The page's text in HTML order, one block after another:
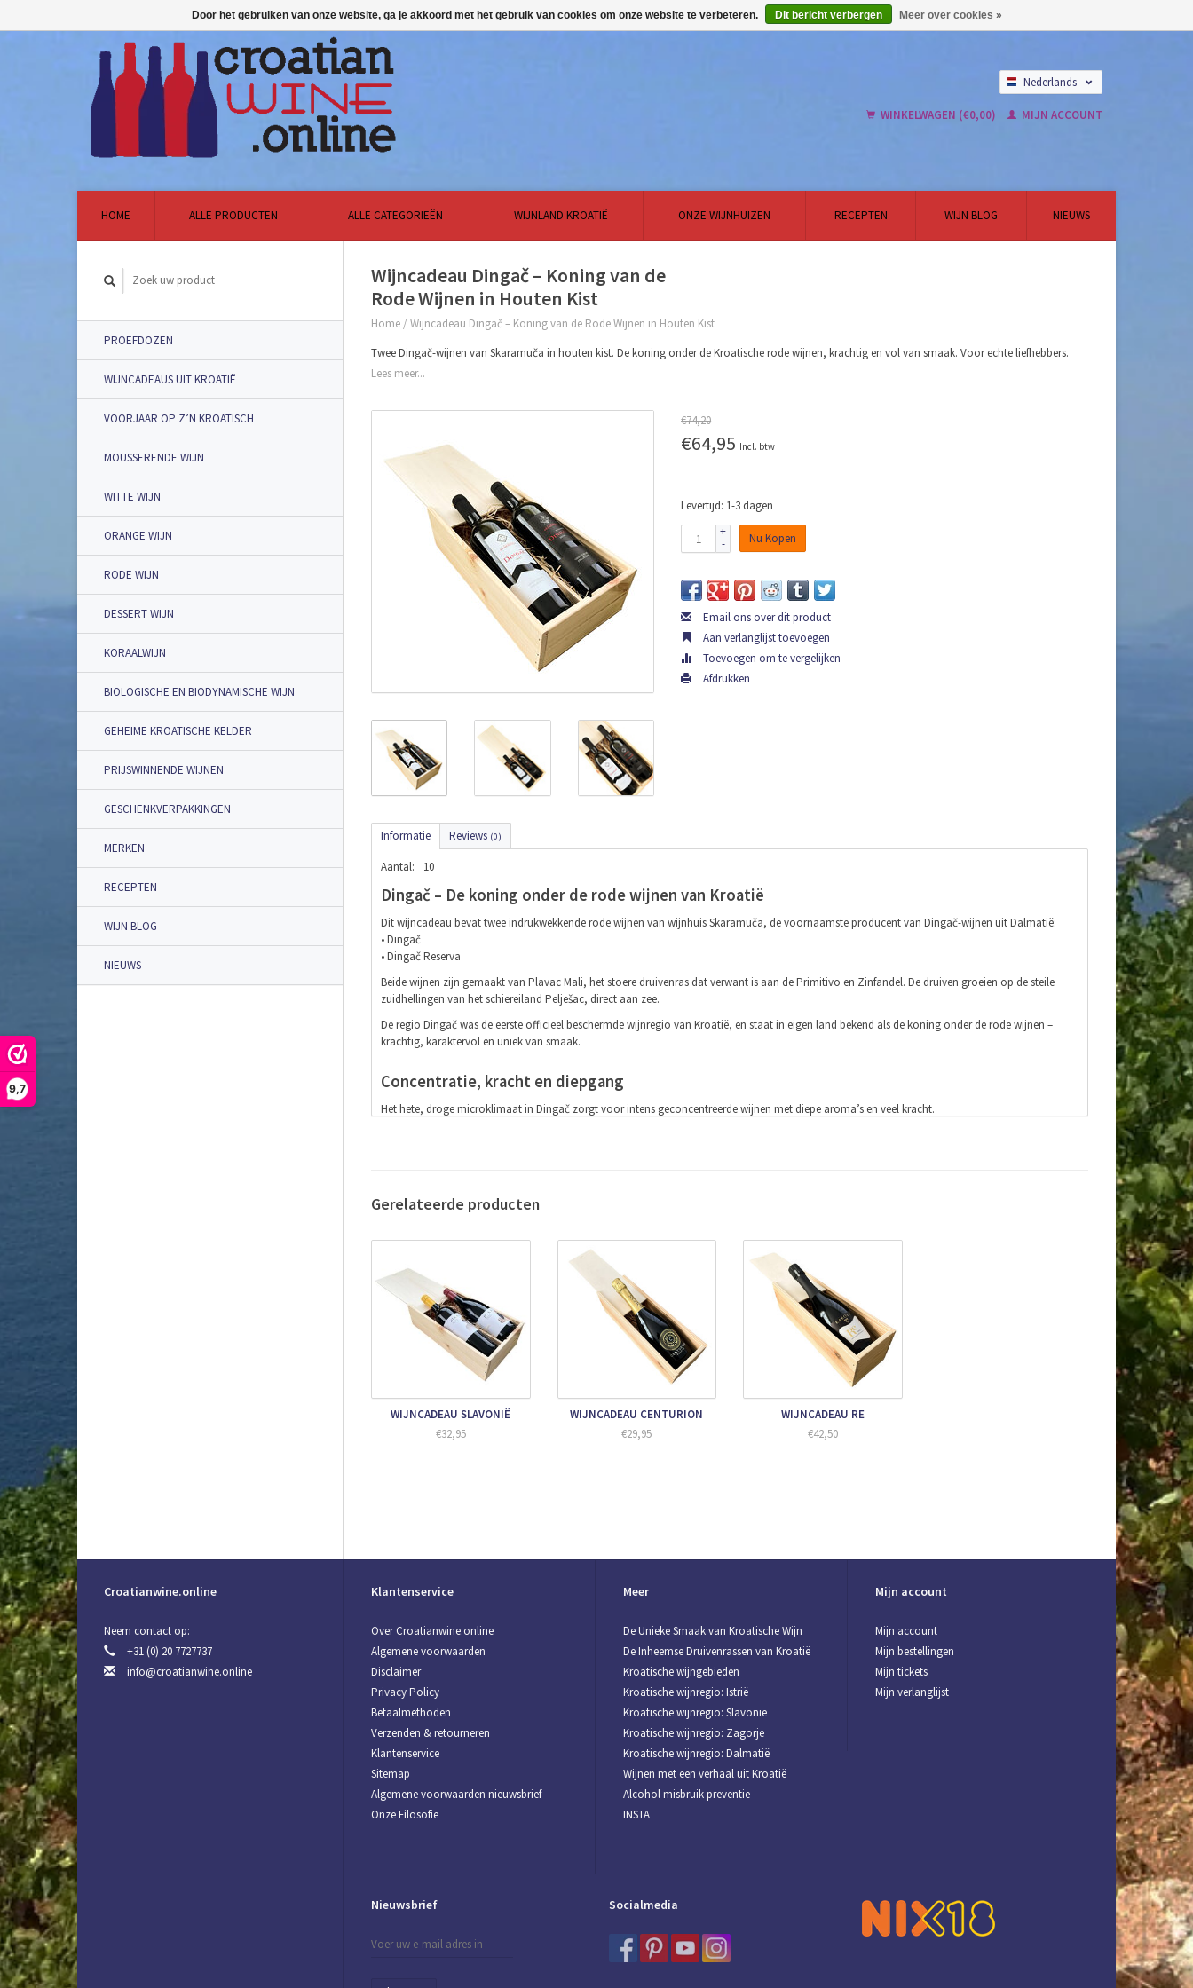
9,7
Nederlands
WINKELWAGEN (€0,00)
MIJN ACCOUNT
HOME ALLE PRODUCTEN ALLE CATEGORIEËN WIJNLAND KROATIË ONZE WIJNHUIZEN RECEPTEN WIJN BLOG NIEUWS
PROEFDOZEN
WIJNCADEAUS UIT KROATIË
VOORJAAR OP Z’N KROATISCH
MOUSSERENDE WIJN
WITTE WIJN
ORANGE WIJN
RODE WIJN
DESSERT WIJN
KORAALWIJN
BIOLOGISCHE EN BIODYNAMISCHE WIJN
GEHEIME KROATISCHE KELDER
PRIJSWINNENDE WIJNEN
GESCHENKVERPAKKINGEN
MERKEN
RECEPTEN
WIJN BLOG
NIEUWS
Wijncadeau Dingač – Koning van de
Rode Wijnen in Houten Kist
Home / Wijncadeau Dingač – Koning van de Rode Wijnen in Houten Kist
Twee Dingač-wijnen van Skaramuča in houten kist. De koning onder de Kroatische rode wijnen, krachtig en vol van smaak. Voor echte liefhebbers.
Lees meer...
€74,20
€64,95 Incl. btw
Levertijd: 1-3 dagen
+
-
Nu Kopen
Email ons over dit product
Aan verlanglijst toevoegen
Toevoegen om te vergelijken
Afdrukken
Informatie Reviews (0)
Aantal: 10
Dingač – De koning onder de rode wijnen van Kroatië
Dit wijncadeau bevat twee indrukwekkende rode wijnen van wijnhuis Skaramuča, de voornaamste producent van Dingač-wijnen uit Dalmatië:
• Dingač
• Dingač Reserva
Beide wijnen zijn gemaakt van Plavac Mali, het stoere druivenras dat verwant is aan de Primitivo en Zinfandel. De druiven groeien op de steile
zuidhellingen van het schiereiland Pelješac, direct aan zee.
De regio Dingač was de eerste officieel beschermde wijnregio van Kroatië, en staat in eigen land bekend als de koning onder de rode wijnen –
krachtig, karaktervol en uniek van smaak.
Concentratie, kracht en diepgang
Het hete, droge microklimaat in Dingač zorgt voor intens geconcentreerde wijnen met diepe aroma’s en veel kracht.
• Gegrild rood vlees met volle sauzen
• Beef Wellington
• Stoofschotels en wildgerechten
• Gerijpte harde kazen
Grotere aantallen bestellen?
Wilt u grotere aantallen van deze wijncadeaus bestellen? Neem gerust contact met ons op– wij maken graag een offerte op maat.
Gerelateerde producten
WIJNCADEAU SLAVONIË
€32,95
WIJNCADEAU CENTURION
€29,95
WIJNCADEAU RE
€42,50
Croatianwine.online
Neem contact op:
+31 (0) 20 7727737
info@croatianwine.online
Klantenservice
Over Croatianwine.online
Algemene voorwaarden
Disclaimer
Privacy Policy
Betaalmethoden
Verzenden & retourneren
Klantenservice
Sitemap
Algemene voorwaarden nieuwsbrief
Onze Filosofie
Meer
De Unieke Smaak van Kroatische Wijn
De Inheemse Druivenrassen van Kroatië
Kroatische wijngebieden
Kroatische wijnregio: Istrië
Kroatische wijnregio: Slavonië
Kroatische wijnregio: Zagorje
Kroatische wijnregio: Dalmatië
Wijnen met een verhaal uit Kroatië
Alcohol misbruik preventie
INSTA
Mijn account
Mijn account
Mijn bestellingen
Mijn tickets
Mijn verlanglijst
Nieuwsbrief Socialmedia
Door het gebruiken van onze website, ga je akkoord met het gebruik van cookies om onze website te verbeteren. Dit bericht verbergen Meer over cookies »